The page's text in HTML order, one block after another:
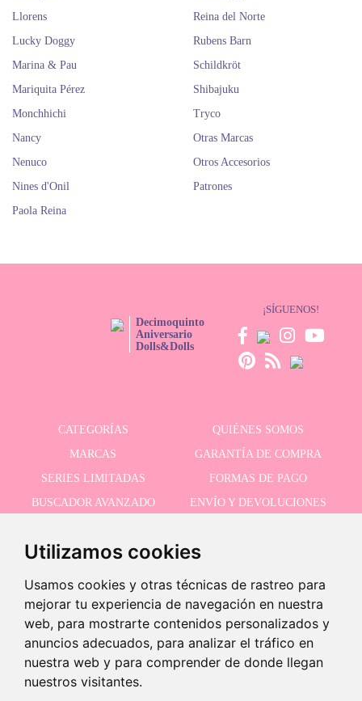
Utilizamos cookies
Usamos cookies y otras técnicas de rastreo para
mejorar tu experiencia de navegación en nuestra
web, para mostrarte contenidos personalizados y
anuncios adecuados, para analizar el tráfico en
nuestra web y para comprender de donde llegan
nuestros visitantes.
Llorens
Lucky Doggy
Marina & Pau
Mariquita Pérez
Monchhichi
Nancy
Nenuco
Nines d'Onil
Paola Reina
Reina del Norte
Rubens Barn
Schildkröt
Shibajuku
Tryco
Otras Marcas
Otros Accesorios
Patrones
Decimoquinto
Aniversario
Dolls&Dolls
¡SÍGUENOS!
CATEGORÍAS
QUIÉNES SOMOS
MARCAS
GARANTÍA DE COMPRA
SERIES LIMITADAS
FORMAS DE PAGO
BUSCADOR AVANZADO
ENVÍO Y DEVOLUCIONES
RECIBE NUESTRAS ÚLTIMAS NOVEDADES
Acepto la política de privacidad